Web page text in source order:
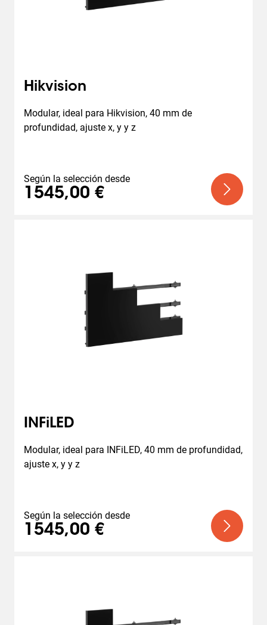
Hikvision
Modular, ideal para Hikvision, 40 mm de
profundidad, ajuste x, y y z
Según la selección desde
1545,00 €
INFiLED
Modular, ideal para INFiLED, 40 mm de profundidad,
ajuste x, y y z
Según la selección desde
1545,00 €